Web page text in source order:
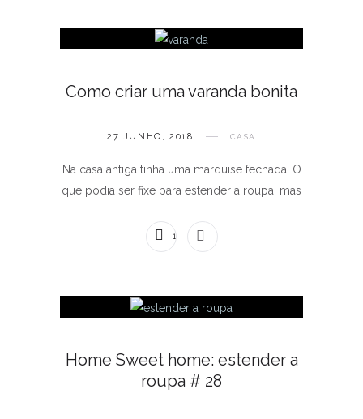
Como criar uma varanda bonita
27 JUNHO, 2018 CASA
Na casa antiga tinha uma marquise fechada. O
que podia ser fixe para estender a roupa, mas
10 COMENTÁRIOS
Home Sweet home: estender a
roupa # 28